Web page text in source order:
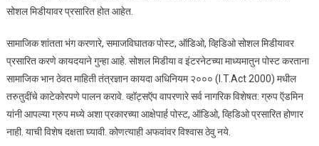
सोशल मिडीयावर प्रसारित होत आहेत.
सामाजिक शांतता भंग करणारे, समाजविघातक पोस्ट, ऑडिओ, व्हिडिओ सोशल मिडीयावर
प्रसारित करणे कायदयाने गुन्हा आहे. सोशल मिडीया व इंटरनेटच्या माध्यमातुन पोस्ट करताना
सामाजिक भान ठेवत माहिती तंत्रज्ञान कायदा अधिनियम २००० (I.T.Act 2000) मधील
तरुतुदींचे काटेकोरपणे पालन करावे. व्हॉट्सऍप वापरणारे सर्व नागरिक विशेषत: ग्रुप ऍडमिन
यांनी आपल्या ग्रुप मध्ये अशा प्रकारच्या आक्षेपार्ह पोस्ट, ऑडिओ, व्हिडिओ प्रसारित होणार
नाही. याची विशेष दक्षता घ्यावी. कोणत्याही अफवांवर विश्वास ठेवु नये.